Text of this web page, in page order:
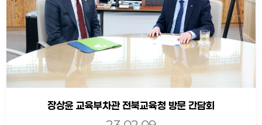
장상윤 교육부차관 전북교육청 방문 간담회